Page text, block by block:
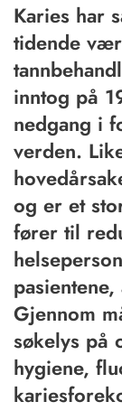
Karies har
tidende
inntog på
nedgang i
verden.
og er et
fører til
Gjennom
søkelys på
hygiene,